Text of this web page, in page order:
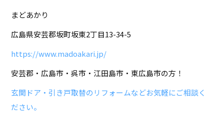
まどあかり
広島県安芸郡坂町坂東2丁目13-34-5
https://www.madoakari.jp/
安芸郡・広島市・呉市・江田島市・東広島市の方！
玄関ドア・引き戸取替のリフォームなどお気軽にご相談く
ださい。